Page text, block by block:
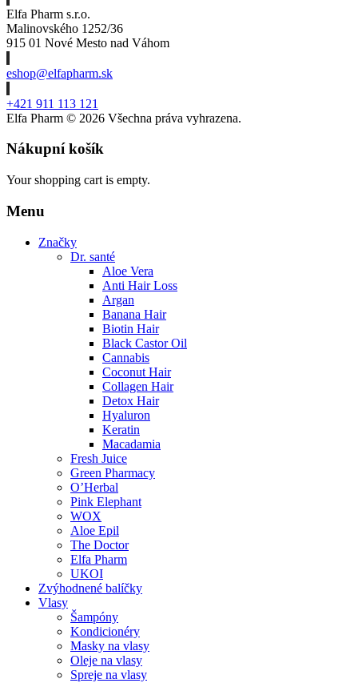
Elfa Pharm s.r.o.
Malinovského 1252/36
915 01 Nové Mesto nad Váhom
eshop@elfapharm.sk
+421 911 113 121
Elfa Pharm © 2026 Všechna práva vyhrazena.
Nákupní košík
Your shopping cart is empty.
Menu
Značky
Dr. santé
Aloe Vera
Anti Hair Loss
Argan
Banana Hair
Biotin Hair
Black Castor Oil
Cannabis
Coconut Hair
Collagen Hair
Detox Hair
Hyaluron
Keratin
Macadamia
Fresh Juice
Green Pharmacy
O’Herbal
Pink Elephant
WOX
Aloe Epil
The Doctor
Elfa Pharm
UKOI
Zvýhodnené balíčky
Vlasy
Šampóny
Kondicionéry
Masky na vlasy
Oleje na vlasy
Spreje na vlasy